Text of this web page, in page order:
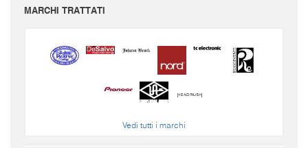
MARCHI TRATTATI
Vedi tutti i marchi